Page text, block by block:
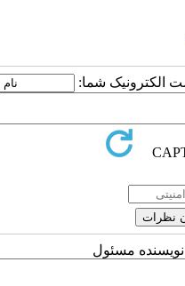
الکترونیک شما:
نویسنده مسئول